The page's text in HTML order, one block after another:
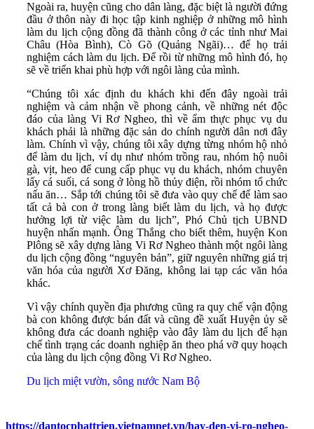
Ngoài ra, huyện cũng cho dân làng, đặc biệt là người đứng
đầu ở thôn này đi học tập kinh nghiệp ở những mô hình
làm du lịch cộng đồng đã thành công ở các tỉnh như Mai
Châu (Hòa Bình), Cò Gõ (Quảng Ngãi)… để họ trải
nghiệm cách làm du lịch. Để rồi từ những mô hình đó, họ
sẽ về triển khai phù hợp với ngôi làng của mình.
“Chúng tôi xác định du khách khi đến đây ngoài trải
nghiệm và cảm nhận về phong cảnh, về những nét độc
đáo của làng Vi Rơ Ngheo, thì về ẩm thực phục vụ du
khách phải là những đặc sản do chính người dân nơi đây
làm. Chính vì vậy, chúng tôi xây dựng từng nhóm hộ nhỏ
để làm du lịch, ví dụ như nhóm trồng rau, nhóm hộ nuôi
gà, vịt, heo để cung cấp phục vụ du khách, nhóm chuyên
lấy cá suối, cá song ở lòng hồ thủy điện, rồi nhóm tổ chức
nấu ăn… Sắp tới chúng tôi sẽ đưa vào quy chế để làm sao
tất cả bà con ở trong làng biết làm du lịch, và họ được
hưởng lợi từ việc làm du lịch”, Phó Chủ tịch UBND
huyện nhấn mạnh. Ông Thắng cho biết thêm, huyện Kon
Plông sẽ xây dựng làng Vi Rơ Ngheo thành một ngôi làng
du lịch cộng đồng “nguyên bản”, giữ nguyên những giá trị
văn hóa của người Xơ Đăng, không lai tạp các văn hóa
khác.
Vì vậy chính quyền địa phương cũng ra quy chế vận động
bà con không được bán đất và cũng đề xuất Huyện ủy sẽ
không đưa các doanh nghiệp vào đây làm du lịch để hạn
chế tình trạng các doanh nghiệp ăn theo phá vỡ quy hoạch
của làng du lịch cộng đồng Vi Rơ Ngheo.
Du lịch miệt vườn, sông nước Nam Bộ
https://dantocphattrien.vietnamnet.vn/hay-den-vi-ro-ngheo-